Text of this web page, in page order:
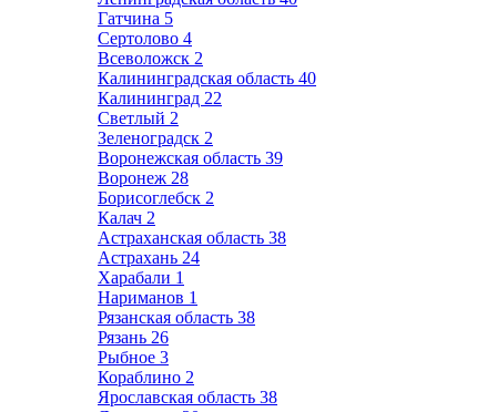
Гатчина 5
Сертолово 4
Всеволожск 2
Калининградская область 40
Калининград 22
Светлый 2
Зеленоградск 2
Воронежская область 39
Воронеж 28
Борисоглебск 2
Калач 2
Астраханская область 38
Астрахань 24
Харабали 1
Нариманов 1
Рязанская область 38
Рязань 26
Рыбное 3
Кораблино 2
Ярославская область 38